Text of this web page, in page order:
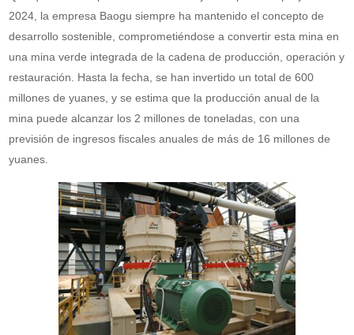
2024, la empresa Baogu siempre ha mantenido el concepto de
desarrollo sostenible, comprometiéndose a convertir esta mina en
una mina verde integrada de la cadena de producción, operación y
restauración. Hasta la fecha, se han invertido un total de 600
millones de yuanes, y se estima que la producción anual de la
mina puede alcanzar los 2 millones de toneladas, con una
previsión de ingresos fiscales anuales de más de 16 millones de
yuanes.